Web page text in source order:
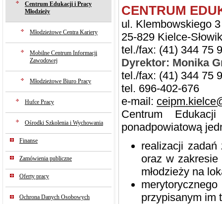
Centrum Edukacji i Pracy
Młodzieży
Młodzieżowe Centra Kariery
Mobilne Centrum Informacji
Zawodowej
Młodzieżowe Biuro Pracy
Hufce Pracy
Ośrodki Szkolenia i Wychowania
Finanse
Zamówienia publiczne
Oferty pracy
Ochrona Danych Osobowych
CENTRUM
ul. Klembowskiego 3
25-829 Kielce-Słowik
tel./fax: (41) 344 75
Dyrektor: Monika
tel./fax: (41) 344 75
tel. 696-402-676
e-mail:
Centrum
ponadpowiatową
realizacji zadań
oraz w zakresie
młodzieży na
przypisanym im